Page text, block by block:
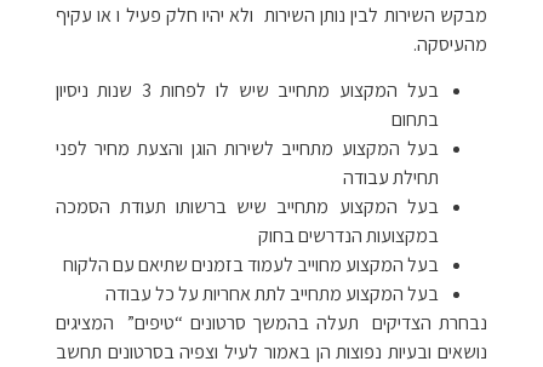
מבקש השירות לבין נותן השירות ולא יהיו חלק פעיל ו או עקיף
מהעיסקה.
בעל המקצוע מתחייב שיש לו לפחות 3 שנות ניסיון
בתחום
בעל המקצוע מתחייב לשירות הוגן והצעת מחיר לפני
תחילת עבודה
בעל המקצוע מתחייב שיש ברשותו תעודת הסמכה
במקצועות הנדרשים בחוק
בעל המקצוע מחוייב לעמוד בזמנים שתיאם עם הלקוח
בעל המקצוע מתחייב לתת אחריות על כל עבודה
נבחרת הצדיקים תעלה בהמשך סרטונים “טיפים” המציגים
נושאים ובעיות נפוצות הן באמור לעיל וצפיה בסרטונים תחשב